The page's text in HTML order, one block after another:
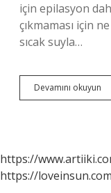
için epilasyon
çıkmaması için
sıcak suyla…
Devamını okuyun
https://
https://